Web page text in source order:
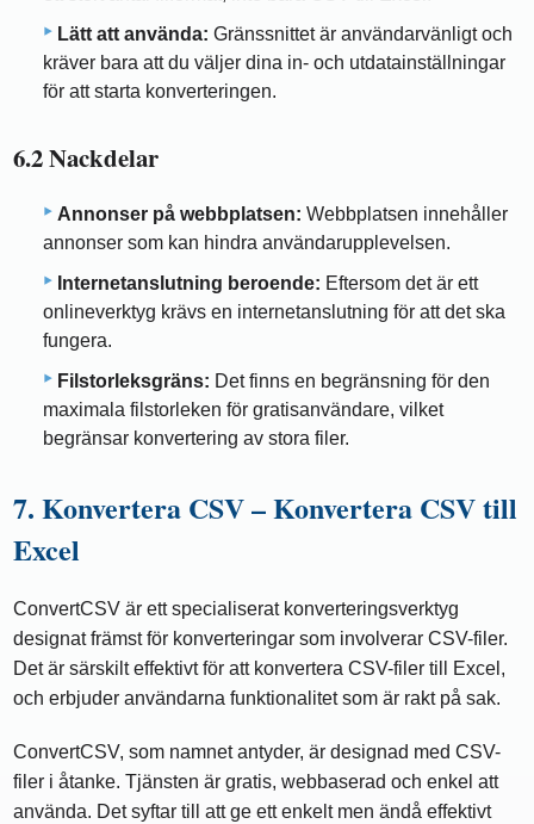
Lätt att använda: Gränssnittet är användarvänligt och
kräver bara att du väljer dina in- och utdatainställningar
för att starta konverteringen.
6.2 Nackdelar
Annonser på webbplatsen: Webbplatsen innehåller
annonser som kan hindra användarupplevelsen.
Internetanslutning beroende: Eftersom det är ett
onlineverktyg krävs en internetanslutning för att det ska
fungera.
Filstorleksgräns: Det finns en begränsning för den
maximala filstorleken för gratisanvändare, vilket
begränsar konvertering av stora filer.
7. Konvertera CSV – Konvertera CSV till
Excel
ConvertCSV är ett specialiserat konverteringsverktyg
designat främst för konverteringar som involverar CSV-filer.
Det är särskilt effektivt för att konvertera CSV-filer till Excel,
och erbjuder användarna funktionalitet som är rakt på sak.
ConvertCSV, som namnet antyder, är designad med CSV-
filer i åtanke. Tjänsten är gratis, webbaserad och enkel att
använda. Det syftar till att ge ett enkelt men ändå effektivt